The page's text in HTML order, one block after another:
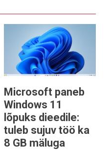
Microsoft paneb
Windows 11
lõpuks dieedile:
tuleb sujuv töö ka
8 GB mäluga